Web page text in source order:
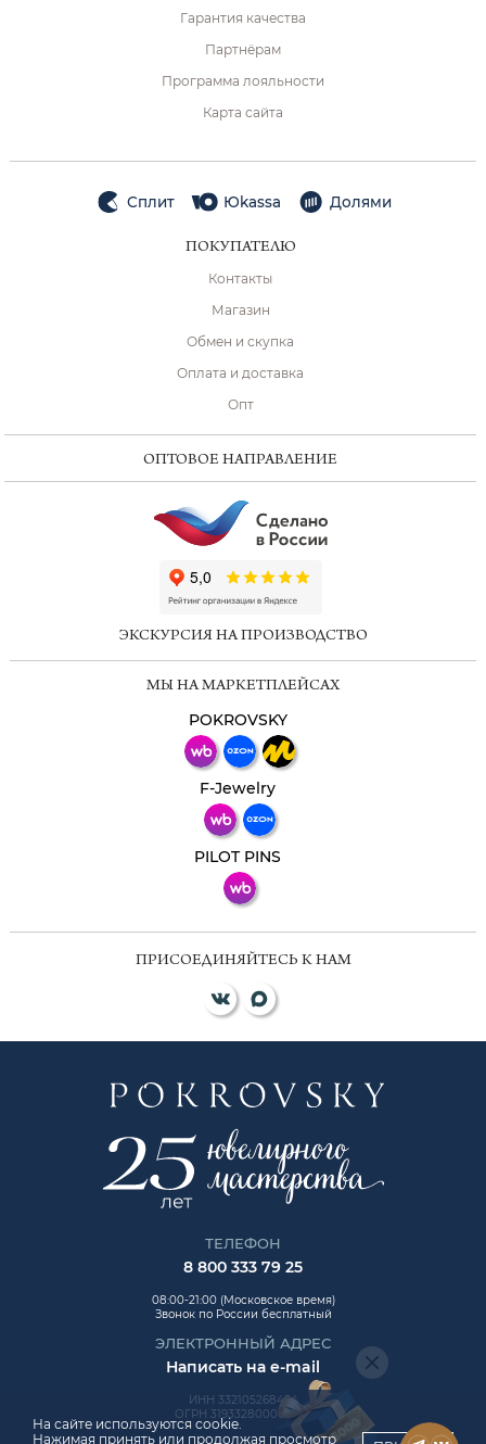
Гарантия качества
Партнёрам
Программа лояльности
Карта сайта
Сплит Юkassa Долями
ПОКУПАТЕЛЮ
Контакты
Магазин
Обмен и скупка
Оплата и доставка
Опт
ОПТОВОЕ НАПРАВЛЕНИЕ
ЭКСКУРСИЯ НА ПРОИЗВОДСТВО
МЫ НА МАРКЕТПЛЕЙСАХ
POKROVSKY
F-Jewelry
PILOT PINS
ПРИСОЕДИНЯЙТЕСЬ К НАМ
ТЕЛЕФОН
8 800 333 79 25
08:00-21:00 (Московское время)
Звонок по России бесплатный
ЭЛЕКТРОННЫЙ АДРЕС
Написать на e-mail
ИНН 332105268454
ОГРН 319332800006992
На сайте используются cookie.
Нажимая принять или продолжая просмотр